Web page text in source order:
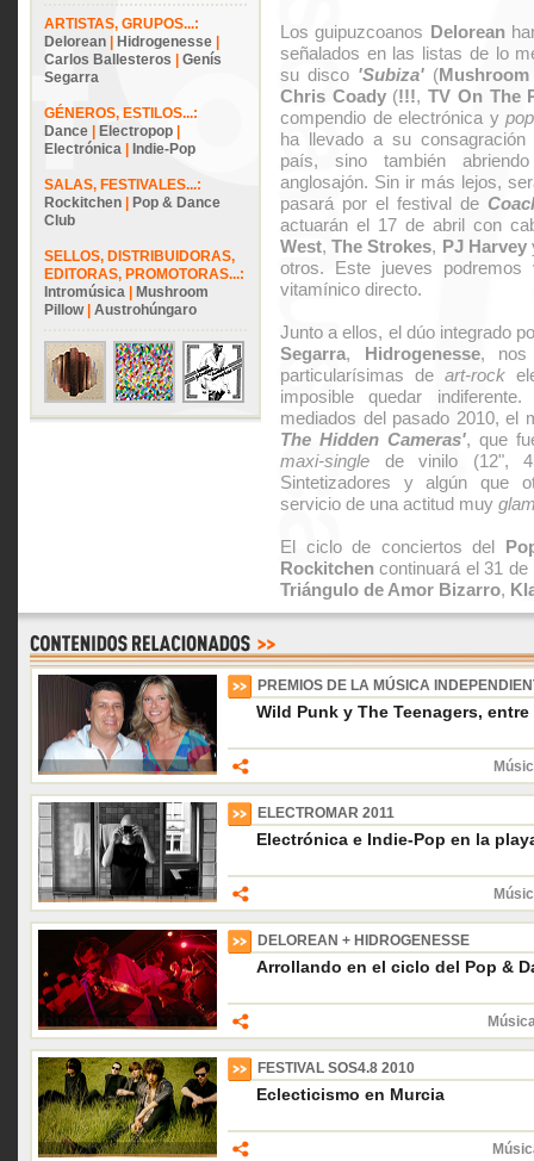
ARTISTAS, GRUPOS...:
Delorean
Hidrogenesse
Carlos Ballesteros
Genís
Segarra
GÉNEROS, ESTILOS...:
Dance
Electropop
Electrónica
Indie-Pop
SALAS, FESTIVALES...:
Rockitchen
Pop & Dance
Club
SELLOS, DISTRIBUIDORAS,
EDITORAS, PROMOTORAS...:
Intromúsica
Mushroom
Pillow| Austrohúngaro
Los guipuzcoanos Delorean
señalados en las listas de lo
su disco 'Subiza' (
Chris Coady(!!!,TV On The
compendio de electrónica ypop
ha llevado a su
país, sino también
anglosajón. Sin ir más lejos,
pasará por el festival de
actuarán el 17 de abril con
West,The Strokes, PJ Harvey
otros. Este jueves
vitamínico directo.
Junto a ellos, el dúo integrado
Segarra, Hidrogenesse, nos
particularísimas de art-rock
imposible quedar
mediados del pasado 2010, el
The Hidden Cameras', que
maxi-single de vinilo (12",
Sintetizadores y algún que
servicio de una actitud muy
El ciclo de conciertos del
Rockitchen continuará el 31
Triángulo de Amor Bizarro,
PREMIOS DE LA MÚSICA
Wild Punk y The Teenagers,
ELECTROMAR 2011
Electrónica e Indie-Pop en la
DELOREAN + HIDROGENESSE
Arrollando en el ciclo del Pop &
FESTIVAL SOS4.8 2010
Eclecticismo en Murcia